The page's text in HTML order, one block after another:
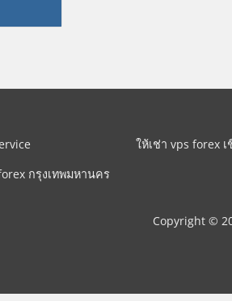
กรุงเทพมหานคร
ให้เช่า vps forex เ
Copyright ©